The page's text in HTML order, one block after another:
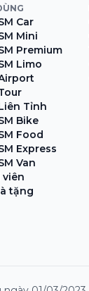
Car
Mini
Premium
Limo
Tỉnh
Bike
Food
Express
Van
viên
tặng